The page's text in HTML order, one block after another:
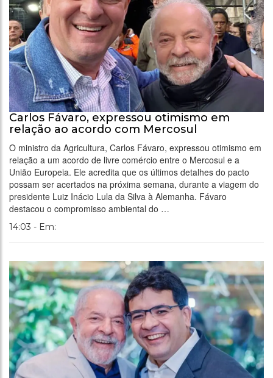
Carlos Fávaro, expressou otimismo em
relação ao acordo com Mercosul
O ministro da Agricultura, Carlos Fávaro, expressou otimismo em
relação a um acordo de livre comércio entre o Mercosul e a
União Europeia. Ele acredita que os últimos detalhes do pacto
possam ser acertados na próxima semana, durante a viagem do
presidente Luiz Inácio Lula da Silva à Alemanha. Fávaro
destacou o compromisso ambiental do …
14:03 - Em: